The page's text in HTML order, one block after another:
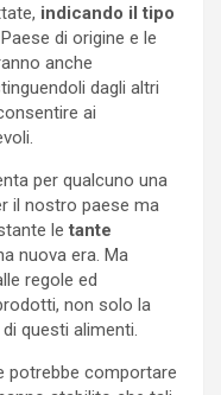
indicando il tipo
di origine e le
anche
dagli altri
ai
per qualcuno una
il nostro paese ma
letante
nuova era. Ma
regole ed
non solo la
questi alimenti.
potrebbe comportare